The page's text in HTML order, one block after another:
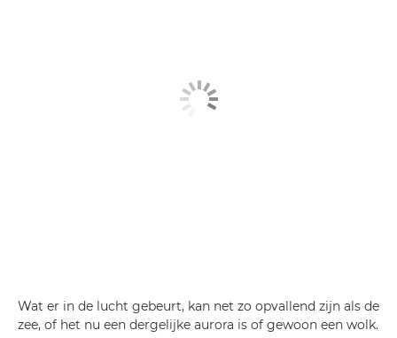
Wat er in de lucht gebeurt, kan net zo opvallend zijn als de
zee, of het nu een dergelijke aurora is of gewoon een wolk.